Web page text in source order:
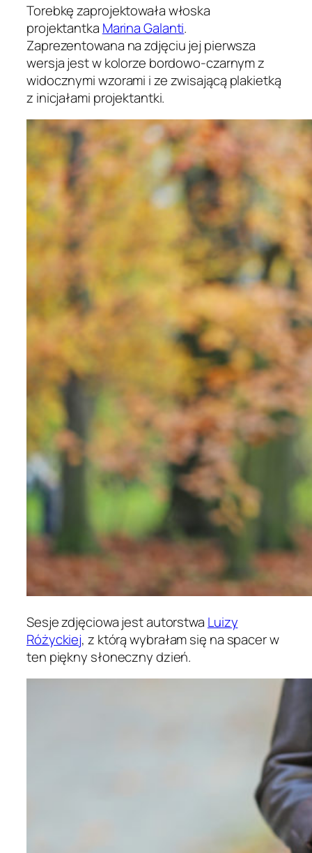
Torebkę zaprojektowała włoska
projektantka Marina Galanti.
Zaprezentowana na zdjęciu jej pierwsza
wersja jest w kolorze bordowo-czarnym z
widocznymi wzorami i ze zwisającą plakietką
z inicjałami projektantki.
Sesje zdjęciowa jest autorstwa Luizy
Różyckiej, z którą wybrałam się na spacer w
ten piękny słoneczny dzień.